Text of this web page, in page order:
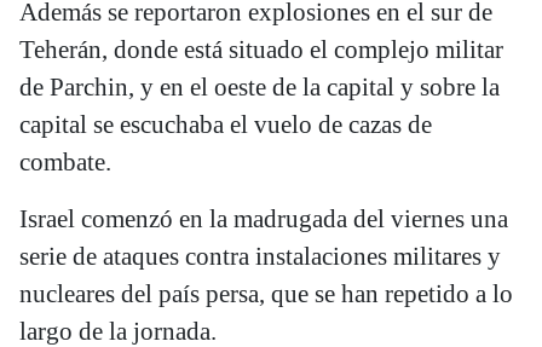
Además se reportaron explosiones en el sur de
Teherán, donde está situado el complejo militar
de Parchin, y en el oeste de la capital y sobre la
capital se escuchaba el vuelo de cazas de
combate.
Israel comenzó en la madrugada del viernes una
serie de ataques contra instalaciones militares y
nucleares del país persa, que se han repetido a lo
largo de la jornada.